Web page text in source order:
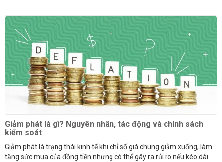
Giảm phát là gì? Nguyên nhân, tác động và chính sách
kiểm soát
Giảm phát là trạng thái kinh tế khi chỉ số giá chung giảm xuống, làm
tăng sức mua của đồng tiền nhưng có thể gây ra rủi ro nếu kéo dài.